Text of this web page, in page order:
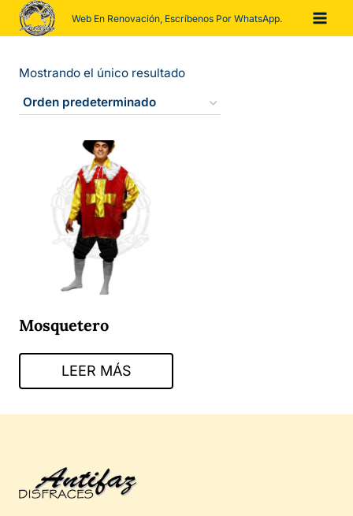
Saltar
Web En Renovación, Escríbenos Por WhatsApp.
Mostrando el único resultado
Mosquetero
LEER MÁS